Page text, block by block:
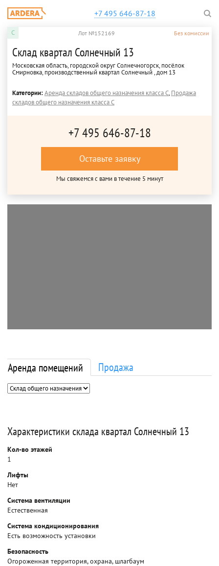
+7 495 646-87-18
C Лот №152169 Без комиссии
Склад квартал Солнечный 13
Московская область, городской округ Солнечногорск, посёлок
Смирновка, производственный квартал Солнечный , дом 13
Категории:Аренда складов общего назначения класса C,Продажа
складов общего назначения класса C
+7 495 646-87-18
Оставьте заявку
Мы свяжемся с вами в течение 5 минут
Аренда помещений Продажа
Характеристики склада квартал Солнечный 13
Кол-во этажей
1
Лифты
Нет
Система вентиляции
Естественная
Система кондиционирования
Есть возможность установки
Безопасность
Огороженная территория, охрана, шлагбаум